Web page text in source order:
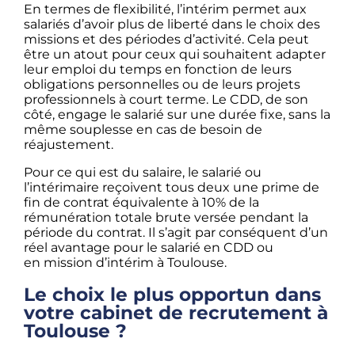
En termes de flexibilité, l’intérim permet aux
salariés d’avoir plus de liberté dans le choix des
missions et des périodes d’activité. Cela peut
être un atout pour ceux qui souhaitent adapter
leur emploi du temps en fonction de leurs
obligations personnelles ou de leurs projets
professionnels à court terme. Le CDD, de son
côté, engage le salarié sur une durée fixe, sans la
même souplesse en cas de besoin de
réajustement.
Pour ce qui est du salaire, le salarié ou
l’intérimaire reçoivent tous deux une prime de
fin de contrat équivalente à 10% de la
rémunération totale brute versée pendant la
période du contrat. Il s’agit par conséquent d’un
réel avantage pour le salarié en CDD ou
en mission d’intérim à Toulouse.
Le choix le plus opportun dans
votre cabinet de recrutement à
Toulouse ?